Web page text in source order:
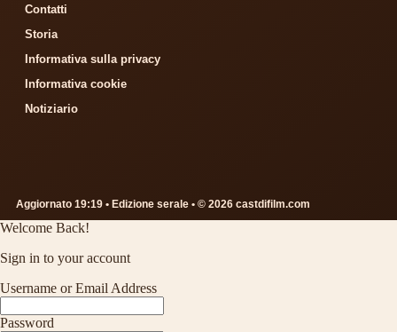
Contatti
Storia
Informativa sulla privacy
Informativa cookie
Notiziario
Aggiornato 19:19 • Edizione serale • © 2026 castdifilm.com
Welcome Back!
Sign in to your account
Username or Email Address
Password